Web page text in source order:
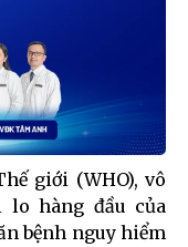
giới (WHO), vô
hàng đầu của
bệnh nguy hiểm